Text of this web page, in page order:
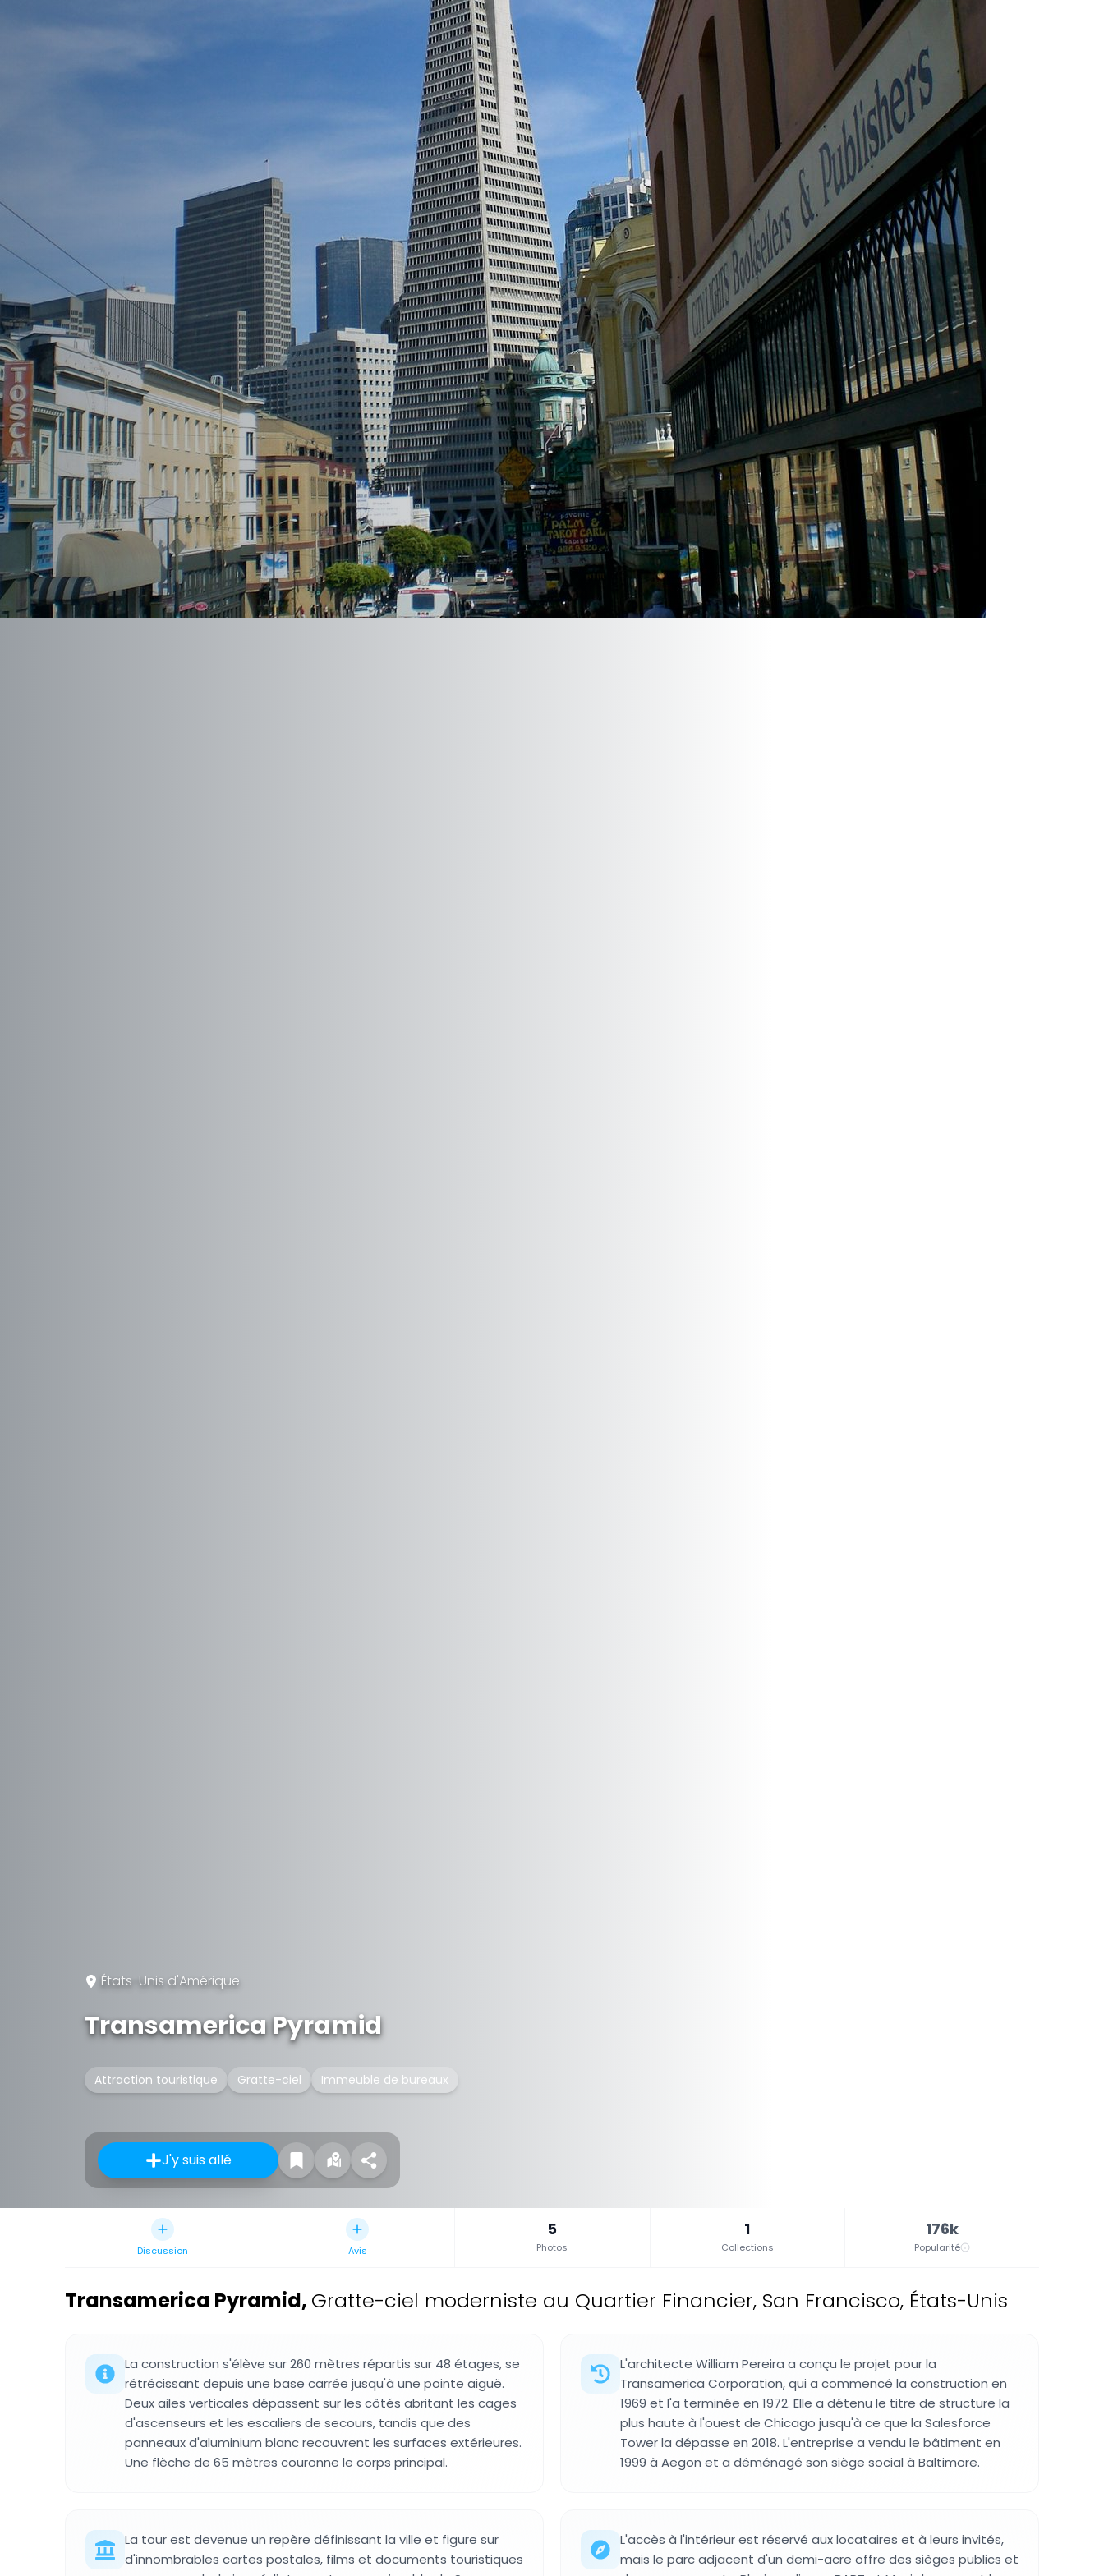
États-Unis d'Amérique
Transamerica Pyramid
Attraction touristique Gratte-ciel Immeuble de bureaux
J'y suis allé
Discussion Avis
5
Photos
1
Collections
176k
Popularité
Transamerica Pyramid, Gratte-ciel moderniste au Quartier Financier, San Francisco, États-Unis
La construction s'élève sur 260 mètres répartis sur 48 étages, se
rétrécissant depuis une base carrée jusqu'à une pointe aiguë.
Deux ailes verticales dépassent sur les côtés abritant les cages
d'ascenseurs et les escaliers de secours, tandis que des
panneaux d'aluminium blanc recouvrent les surfaces extérieures.
Une flèche de 65 mètres couronne le corps principal.
L'architecte William Pereira a conçu le projet pour la
Transamerica Corporation, qui a commencé la construction en
1969 et l'a terminée en 1972. Elle a détenu le titre de structure la
plus haute à l'ouest de Chicago jusqu'à ce que la Salesforce
Tower la dépasse en 2018. L'entreprise a vendu le bâtiment en
1999 à Aegon et a déménagé son siège social à Baltimore.
La tour est devenue un repère définissant la ville et figure sur
d'innombrables cartes postales, films et documents touristiques
L'accès à l'intérieur est réservé aux locataires et à leurs invités,
mais le parc adjacent d'un demi-acre offre des sièges publics et